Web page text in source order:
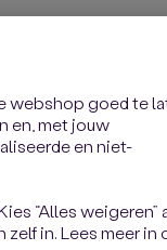
webshop goed te
en, met jouw
en niet-
“Alles weigeren”
in. Lees meer in